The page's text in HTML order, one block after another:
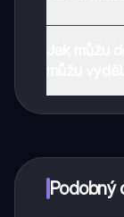
Podobný